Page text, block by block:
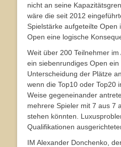
nicht an seine
wäre die seit 2012
Spielstärke aufgeteilte Open
Open eine logische
Weit über 200 Teilnehmer
ein siebenrundiges Open
Unterscheidung der Plätze
wenn die Top10 oder Top20
Weise gegeneinander
mehrere Spieler mit 7 aus 7
stehen könnten.
Qualifikationen
IM Alexander Donchenko,